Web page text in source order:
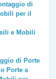
di
per il
e Mobili
di Porte
Porte a